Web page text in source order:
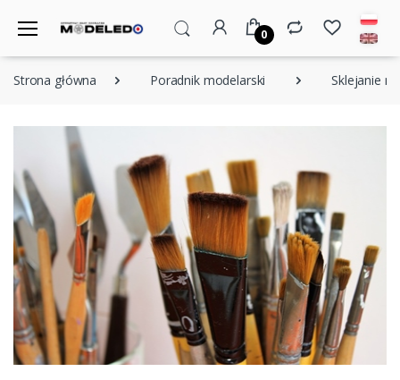
0
Strona główna Poradnik modelarski Sklejanie